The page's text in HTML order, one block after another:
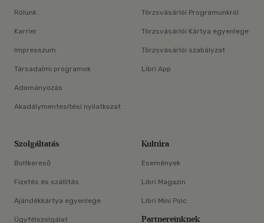
Rólunk
Karrier
Impresszum
Társadalmi programok
Adományozás
Akadálymentesítési nyilatkozat
Törzsvásárlói Programunkról
Törzsvásárlói Kártya egyenlege
Törzsvásárlói szabályzat
Libri App
Szolgáltatás
Boltkereső
Fizetés és szállítás
Ajándékkártya egyenlege
Ügyfélszolgálat
Kultúra
Események
Libri Magazin
Libri Mini Polc
Partnereinknek